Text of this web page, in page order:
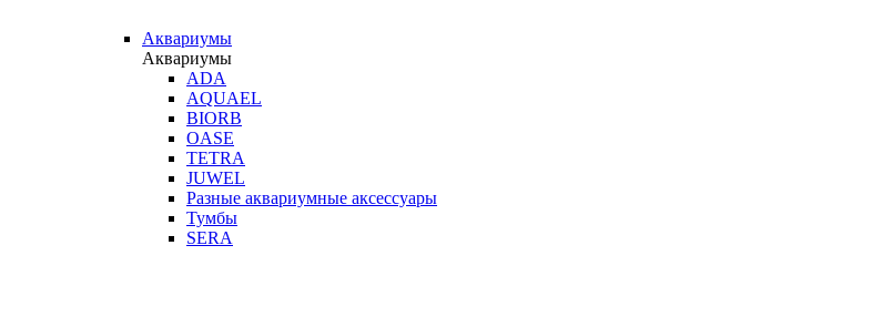
Аквариумы
Аквариумы
ADA
AQUAEL
BIORB
OASE
TETRA
JUWEL
Разные аквариумные аксессуары
Тумбы
SERA